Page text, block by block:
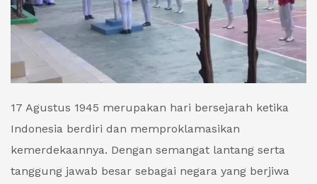
17 Agustus 1945 merupakan hari bersejarah ketika
Indonesia berdiri dan memproklamasikan
kemerdekaannya. Dengan semangat lantang serta
tanggung jawab besar sebagai negara yang berjiwa